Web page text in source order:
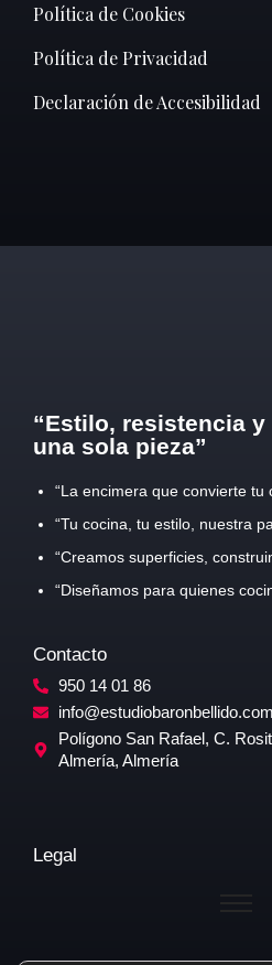
Política de Cookies
Política de Privacidad
Declaración de Accesibilidad
“Estilo, resistencia
una sola pieza”
“La encimera que convierte tu
“Tu cocina, tu estilo, nuestra
“Creamos superficies,
“Diseñamos para quienes
Contacto
950 14 01 86
info@estudiobaronbellido.com
Polígono San Rafael, C.
Almería, Almería
Legal